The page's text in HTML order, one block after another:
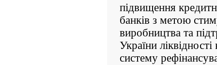
підвищення
банків з метою
виробництва та
України
систему